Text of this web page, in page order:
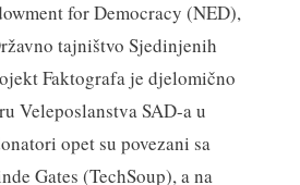
for Democracy (NED),
tajništvo Sjedinjenih
Faktografa je djelomično
Veleposlanstva SAD-a u
opet su povezani sa
Gates (TechSoup), a na